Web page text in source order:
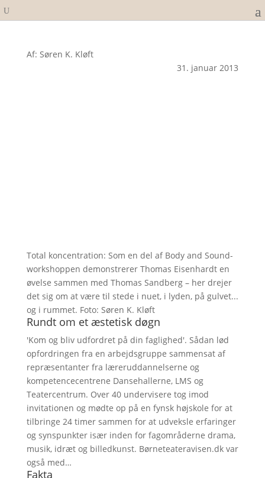
Af: Søren K. Kløft
31. januar 2013
Total koncentration: Som en del af Body and Sound-
workshoppen demonstrerer Thomas Eisenhardt en
øvelse sammen med Thomas Sandberg – her drejer
det sig om at være til stede i nuet, i lyden, på gulvet...
og i rummet. Foto: Søren K. Kløft
Rundt om et æstetisk døgn
'Kom og bliv udfordret på din faglighed'. Sådan lød
opfordringen fra en arbejdsgruppe sammensat af
repræsentanter fra læreruddannelserne og
kompetencecentrene Dansehallerne, LMS og
Teatercentrum. Over 40 undervisere tog imod
invitationen og mødte op på en fynsk højskole for at
tilbringe 24 timer sammen for at udveksle erfaringer
og synspunkter især inden for fagområderne drama,
musik, idræt og billedkunst. Børneteateravisen.dk var
også med…
Fakta